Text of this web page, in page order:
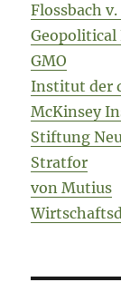
Flossbach
Geopolitical
GMO
Institut der
McKinsey
Stiftung
Stratfor
von Mutius